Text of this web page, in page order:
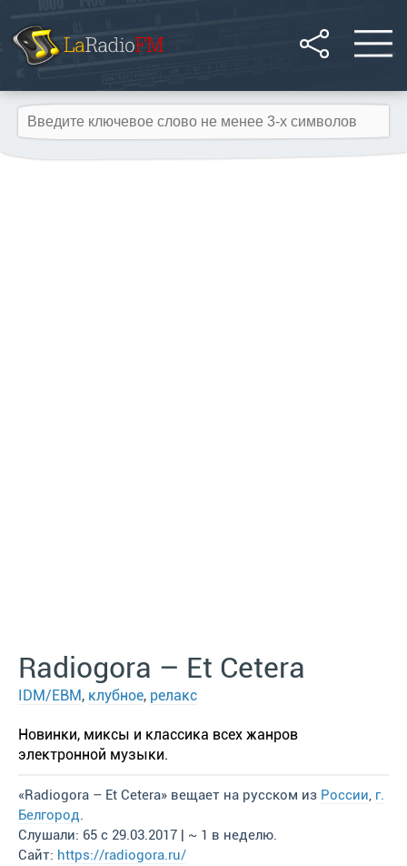
Radiogora – Et Cetera
IDM/EBM, клубное, релакс
Новинки, миксы и классика всех жанров
электронной музыки.
«Radiogora – Et Cetera» вещает на русском из России, г.
Белгород.
Слушали: 65 с 29.03.2017 | ~ 1 в неделю.
Сайт: https://radiogora.ru/